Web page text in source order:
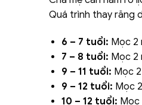
Quá trình thay răng
6 – 7 tuổi: Mọc 2
7 – 8 tuổi: Mọc 2
9 – 11 tuổi: Mọc
9 – 12 tuổi: Mọc
10 – 12 tuổi: Mọc